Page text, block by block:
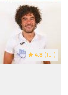
4.8 (101)